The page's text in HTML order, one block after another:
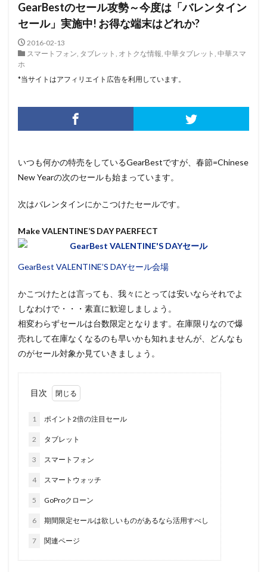
GearBestのセール攻勢～今度は「バレンタイン
セール」実施中! お得な端末はどれか?
2016-02-13
スマートフォン, タブレット , オトクな情報, 中華タブレット , 中華スマ
ホ
*当サイトはアフィリエイト広告を利用しています。
いつも何かの特売をしているGearBestですが、春節=Chinese
New Yearの次のセールも始まっています。
次はバレンタインにかこつけたセールです。
Make VALENTINE’S DAY PAERFECT
GearBest VALENTINE’S DAYセール会場
かこつけたとは言っても、我々にとっては安いならそれでよ
しなわけで・・・素直に歓迎しましょう。
相変わらずセールは台数限定となります。在庫限りなので爆
売れして在庫なくなるのも早いかも知れませんが、どんなも
のがセール対象か見ていきましょう。
目次
1 ポイント2倍の注目セール
2 タブレット
3 スマートフォン
4 スマートウォッチ
5 GoProクローン
6 期間限定セールは欲しいものがあるなら活用すべし
7 関連ページ